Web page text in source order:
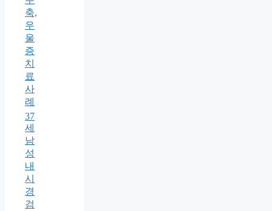
축,
우
울
증
치
료
사
례
37
세
남
성
내
시
경
검